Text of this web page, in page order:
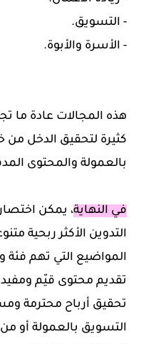
- التسويق.
- الأسرة والأبوة.
هذه المجالات عادة ما
كثيرة لتحقيق الدخل من
بالعمولة والمحتوى
في النهاية، يمكن
التدوين الأكثر ربحية
المواضيع التي تهم
تقديم محتوى قيّم
تحقيق أرباح محترمة
التسويق بالعمولة أو